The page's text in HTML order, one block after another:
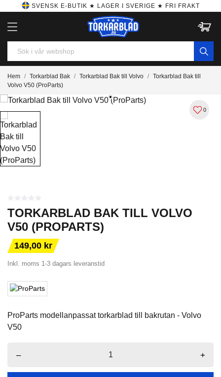
SVENSK E-BUTIK ★ LAGER I SVERIGE ★ FRI FRAKT
Hem Torkarblad Bak Torkarblad Bak till Volvo
Torkarblad Bak till
Volvo V50 (ProParts)
0
TORKARBLAD BAK TILL VOLVO
V50 (PROPARTS)
149,00 kr
Inkl. moms 1-3 dagars leveranstid
ProParts modellanpassat torkarblad till bakrutan - Volvo
V50
– +